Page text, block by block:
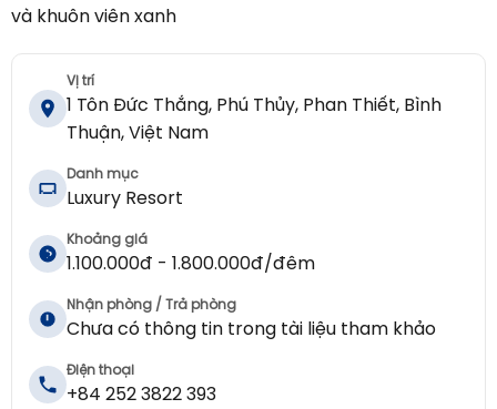
và khuôn viên xanh
Vị trí
1 Tôn Đức Thắng, Phú Thủy, Phan Thiết, Bình
Thuận, Việt Nam
Danh mục
Luxury Resort
Khoảng giá
1.100.000đ - 1.800.000đ/đêm
Nhận phòng / Trả phòng
Chưa có thông tin trong tài liệu tham khảo
Điện thoại
+84 252 3822 393